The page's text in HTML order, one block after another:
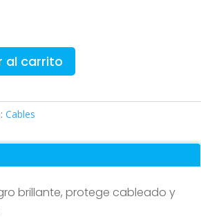
al carrito
Cables
brillante, protege cableado y